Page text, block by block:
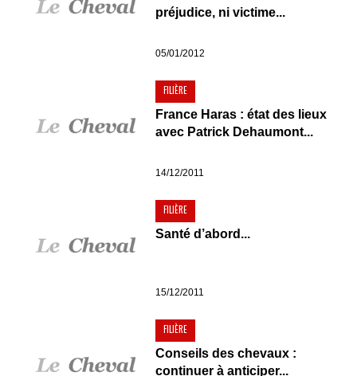
préjudice, ni victime...
05/01/2012
FILIÈRE
France Haras : état des lieux
avec Patrick Dehaumont...
14/12/2011
FILIÈRE
Santé d’abord...
15/12/2011
FILIÈRE
Conseils des chevaux :
continuer à anticiper...